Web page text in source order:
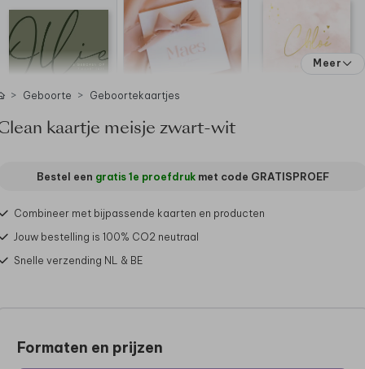
Meer
Geboorte Geboortekaartjes
kaartje meisje zwart-wit
Bestel een gratis 1e proefdrukmet code GRATISPROEF
Combineer met bijpassende kaarten en producten
Jouw bestelling is 100% CO2 neutraal
Snelle verzending NL & BE
Formaten en prijzen